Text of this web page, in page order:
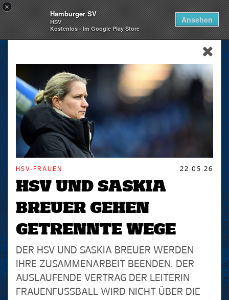
×
Hamburger SV
HSV
Kostenlos - Im Google Play Store
Ansehen
skip_navigation
HSV-FRAUEN 22.05.26
HSV UND SASKIA
BREUER GEHEN
GETRENNTE WEGE
DER HSV UND SASKIA BREUER WERDEN
IHRE ZUSAMMENARBEIT BEENDEN. DER
AUSLAUFENDE VERTRAG DER LEITERIN
FRAUENFUSSBALL WIRD NICHT ÜBER DIE S